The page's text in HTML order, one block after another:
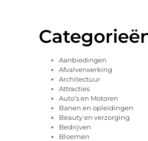
Aanbiedingen
Afvalverwerking
Architectuur
Attracties
Auto’s en Motoren
Banen en opleidingen
Beauty en verzorging
Bedrijven
Bloemen